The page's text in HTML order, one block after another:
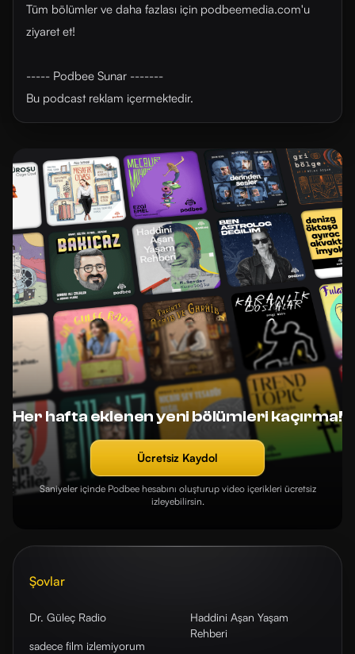
Tüm bölümler ve daha fazlası için ⁠⁠podbeemedia.com⁠⁠'u
ziyaret et!
----- Podbee Sunar -------
Bu podcast reklam içermektedir.
Her hafta eklenen yeni bölümleri kaçırma!
Ücretsiz Kaydol
Saniyeler içinde Podbee hesabını oluşturup video içerikleri ücretsiz
izleyebilirsin.
Şovlar
Dr. Güleç Radio
sadece film izlemiyorum
Haddini Aşan Yaşam
Rehberi